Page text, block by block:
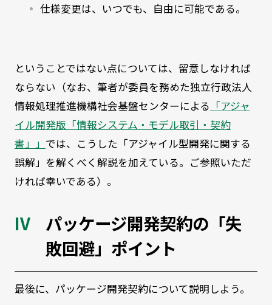
仕様変更は、いつでも、自由に可能である。
ということではない点については、留意しなければ
ならない（なお、筆者が委員を務めた独立行政法人
情報処理推進機構社会基盤センターによる 「アジャ
イル開発版「情報システム・モデル取引・契約
書」」 では、こうした「アジャイル型開発に関する
誤解」を解くべく解説を加えている。ご参照いただ
ければ幸いである）。
パッケージ開発契約の「失
敗回避」ポイント
最後に、パッケージ開発契約について説明しよう。